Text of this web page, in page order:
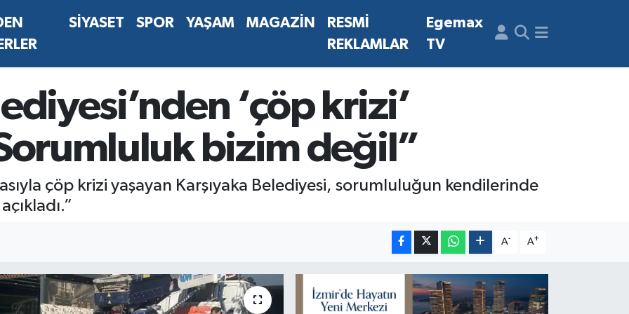
SİYASET SPOR YAŞAM MAGAZİN
RESMİ
REKLAMLAR
Egemax
TV
‘çöp krizi’
bizim değil”
çöp krizi yaşayan Karşıyaka Belediyesi, sorumluluğun kendilerinde
A- A+